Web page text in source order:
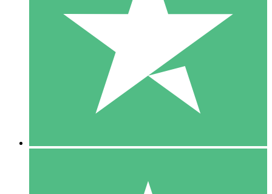
Paga según el uso con créditos de descarga. Sin compromiso
10 00
10 Descargas